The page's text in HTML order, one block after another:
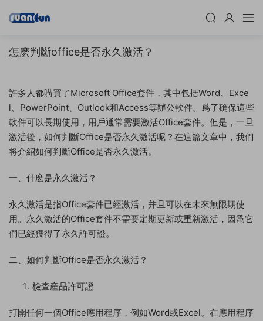
怎麽判斷office是否永久激活？
許多人都購買了Microsoft Office套件，其中包括Word、Exce
l、PowerPoint、Outlook和Access等辦公軟件。爲了确保這些
軟件可以長期使用，用戶通常需要激活Office套件。但是，一旦
激活後，如何判斷Office是否永久激活呢？在這篇文章中，我們
将介紹如何判斷Office是否永久激活。
一、什麽是永久激活？
永久激活是指Office套件已經激活，并且可以在未來無限期使
用。永久激活的Office套件不需要定期更新或重新激活，因爲它
們已經獲得了永久許可證。
二、如何判斷Office是否永久激活？
檢查産品許可證
打開任何一個Office應用程序，例如Word或Excel。在應用程序